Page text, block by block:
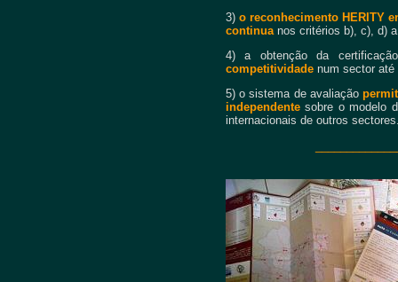
3) o reconhecimento HERITY
continuanos critérios b), c), d)
4) a obtenção da
competitividade num sector até
5) o sistema de avaliação
independentesobre o modelo
internacionais de outros